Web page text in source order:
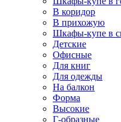
В коридор
В прихожую
Шкафы-купе в
Детские
Офисные
Для книг
Для одежды
На балкон
Форма
Высокие
Г-образные